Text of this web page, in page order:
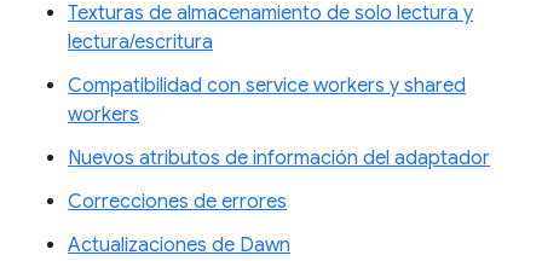
Texturas de almacenamiento de solo lectura y
lectura/escritura
Compatibilidad con service workers y shared
workers
Nuevos atributos de información del adaptador
Correcciones de errores
Actualizaciones de Dawn